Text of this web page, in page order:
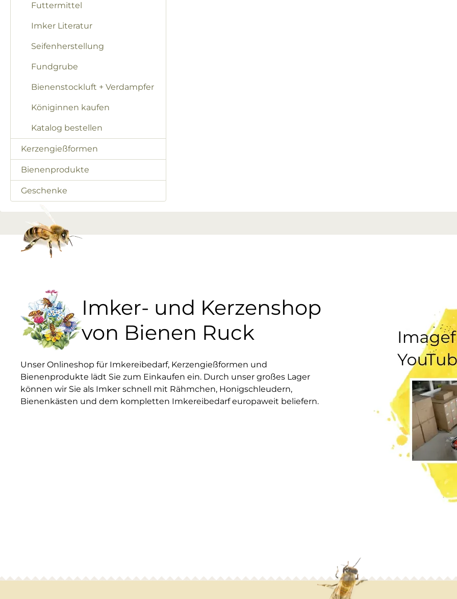
Futtermittel
Imker Literatur
Seifenherstellung
Fundgrube
Bienenstockluft + Verdampfer
Königinnen kaufen
Katalog bestellen
Kerzengießformen
Bienenprodukte
Geschenke
Imker- und Kerzenshop
von Bienen Ruck
Unser Onlineshop für Imkereibedarf, Kerzengießformen und
Bienenprodukte lädt Sie zum Einkaufen ein. Durch unser großes Lager
können wir Sie als Imker schnell mit Rähmchen, Honigschleudern,
Bienenkästen und dem kompletten Imkereibedarf europaweit beliefern.